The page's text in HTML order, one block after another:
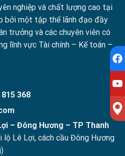
nghiệp và chất lượng cao tại
bởi một tập thể lãnh đạo đầy
trưởng và các chuyên viên có
lĩnh vực Tài chính – Kế toán –
368
– Đông Hương – TP Thanh
Lê Lợi, cách cầu Đông Hương